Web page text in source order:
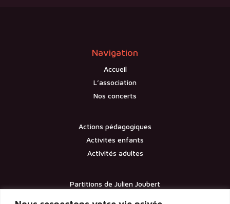
Navigation
Accueil
L’association
Nos concerts
Actions pédagogiques
Activités enfants
Activités adultes
Partitions de Julien Joubert